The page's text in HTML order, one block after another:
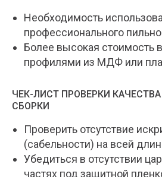
Необходимость
профессионального
Более высокая стоимость
профилями из МДФ или
ЧЕК-ЛИСТ ПРОВЕРКИ
СБОРКИ
Проверить отсутствие
(сабельности) на всей
Убедиться в отсутствии
частях под защитной